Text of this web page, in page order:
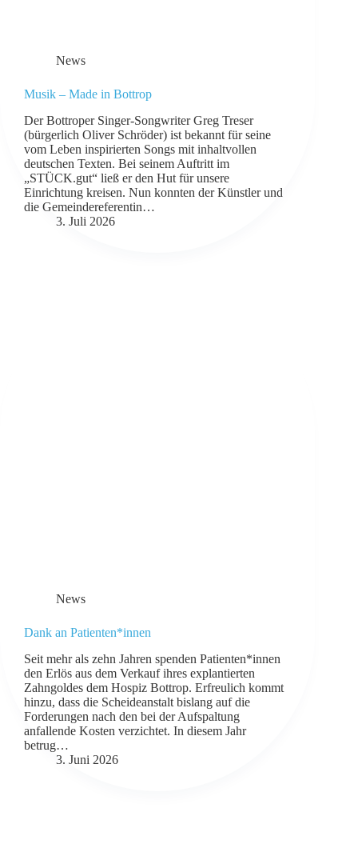
News
Musik – Made in Bottrop
Der Bottroper Singer-Songwriter Greg Treser
(bürgerlich Oliver Schröder) ist bekannt für seine
vom Leben inspirierten Songs mit inhaltvollen
deutschen Texten. Bei seinem Auftritt im
„STÜCK.gut“ ließ er den Hut für unsere
Einrichtung kreisen. Nun konnten der Künstler und
die Gemeindereferentin…
3. Juli 2026
News
Dank an Patienten*innen
Seit mehr als zehn Jahren spenden Patienten*innen
den Erlös aus dem Verkauf ihres explantierten
Zahngoldes dem Hospiz Bottrop. Erfreulich kommt
hinzu, dass die Scheideanstalt bislang auf die
Forderungen nach den bei der Aufspaltung
anfallende Kosten verzichtet. In diesem Jahr
betrug…
3. Juni 2026